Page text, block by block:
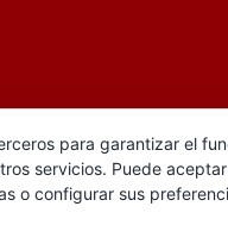
para garantizar el
servicios. Puede
o configurar sus